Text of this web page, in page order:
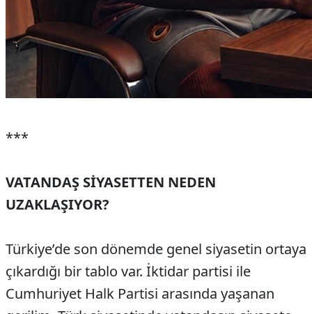
***
VATANDAŞ SİYASETTEN NEDEN
UZAKLAŞIYOR?
Türkiye’de son dönemde genel siyasetin ortaya
çıkardığı bir tablo var. İktidar partisi ile
Cumhuriyet Halk Partisi arasında yaşanan